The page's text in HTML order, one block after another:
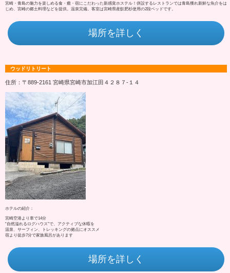
宮崎・青島の魅力を楽しめる食・癒・宿にこだわった新感覚ホステル！併設するレストランでは青島獲れ新鮮な魚介をは
じめ、宮崎の郷土料理などを提供。温泉完備。客室は宮崎県産飫肥杉使用の2段ベッドです。
場所を詳しく
ウッドリトリート
住所：〒889-2161 宮崎県宮崎市加江田４２８７‐１４
ホテルの紹介：
宮崎空港より車で14分
“自然溢れるログハウス”で、アクティブな休暇を
温泉、サーフィン、トレッキングの拠点にオススメ
宿より徒歩7分で家族風呂があります
場所を詳しく